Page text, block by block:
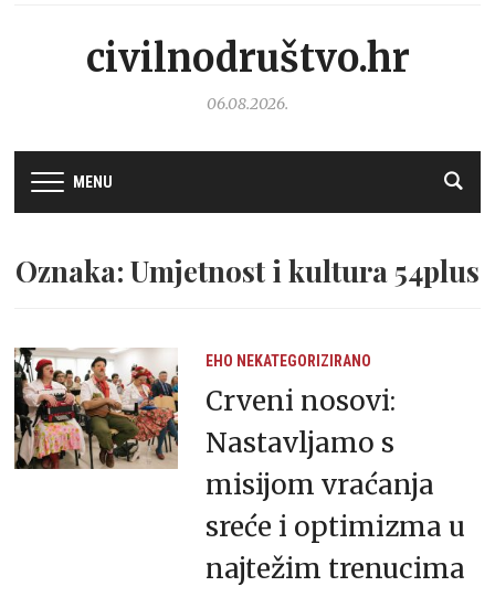
civilnodruštvo.hr
06.08.2026.
MENU
Oznaka: Umjetnost i kultura 54plus
EHO NEKATEGORIZIRANO
Crveni nosovi:
Nastavljamo s
misijom vraćanja
sreće i optimizma u
najtežim trenucima